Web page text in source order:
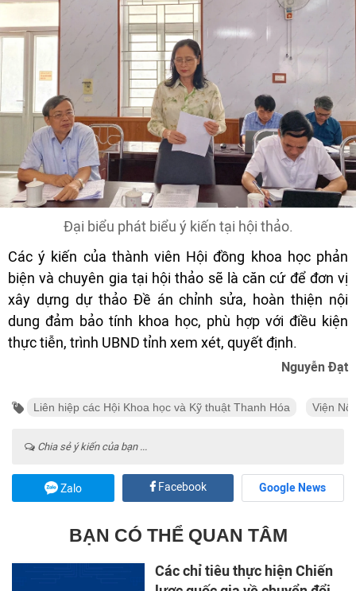
Đại biểu phát biểu ý kiến tại hội thảo.
Các ý kiến của thành viên Hội đồng khoa học phản
biện và chuyên gia tại hội thảo sẽ là căn cứ để đơn vị
xây dựng dự thảo Đề án chỉnh sửa, hoàn thiện nội
dung đảm bảo tính khoa học, phù hợp với điều kiện
thực tiễn, trình UBND tỉnh xem xét, quyết định.
Nguyễn Đạt
Liên hiệp các Hội Khoa học và Kỹ thuật Thanh Hóa Viện
Chia sẻ ý kiến của bạn ...
Zalo Facebook Google News
BẠN CÓ THỂ QUAN TÂM
Các chỉ tiêu thực hiện Chiến